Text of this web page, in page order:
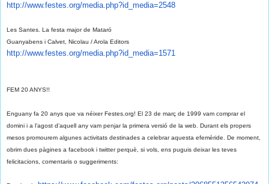
http://www.festes.org/media.php?id_media=2548
Les Santes. La festa major de Mataró
Guanyabens i Calvet, Nicolau / Arola Editors
http://www.festes.org/media.php?id_media=1571
FEM 20 ANYS!!
Enguany fa 20 anys que va néixer Festes.org! El 23 de març de 1999 vam comprar el
domini i a l’agost d’aquell any vam penjar la primera versió de la web. Durant els propers
mesos promourem algunes activitats destinades a celebrar aquesta efemèride. De moment,
obrim dues pàgines a facebook i twitter perquè, si vols, ens puguis deixar les teves
felicitacions, comentaris o suggeriments: